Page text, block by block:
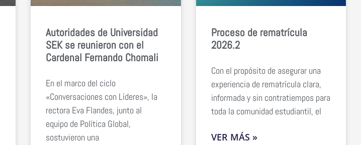
Autoridades de Universidad
SEK se reunieron con el
Cardenal Fernando Chomali
En el marco del ciclo
«Conversaciones con Líderes», la
rectora Eva Flandes, junto al
equipo de Política Global,
sostuvieron una
Proceso de rematrícula
2026.2
Con el propósito de asegurar una
experiencia de rematrícula clara,
informada y sin contratiempos para
toda la comunidad estudiantil, el
VER MÁS »